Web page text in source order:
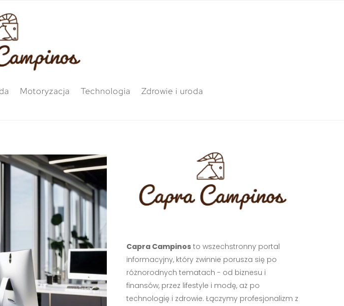
Motoryzacja Technologia Zdrowie i uroda
Capra Campinosto wszechstronny portal
informacyjny, który zwinnie porusza się po
różnorodnych tematach - od biznesu i
finansów, przez lifestyle i modę, aż po
technologię i zdrowie. Łączymy profesjonalizm z